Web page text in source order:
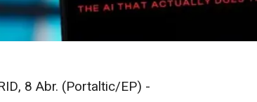
8 Abr. (Portaltic/EP) -